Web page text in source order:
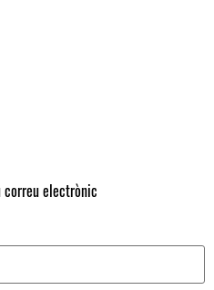
correu electrònic